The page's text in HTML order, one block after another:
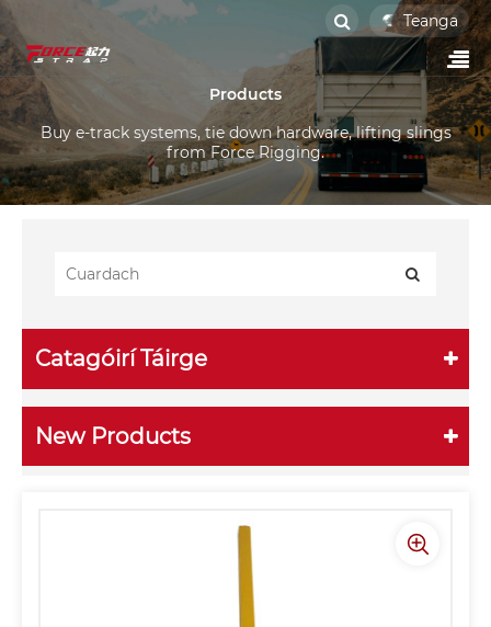
Teanga
Products
Buy e-track systems, tie down hardware, lifting slings
from Force Rigging.
Catagóirí Táirge
New Products